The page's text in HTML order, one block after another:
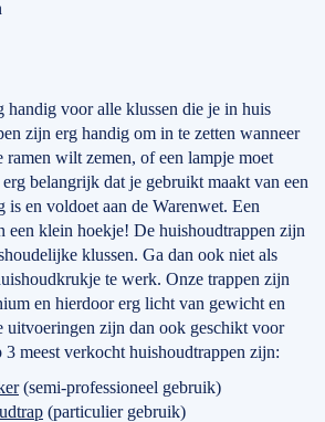
handig voor alle klussen die je in huis
zijn erg handig om in te zetten wanneer
ramen wilt zemen, of een lampje moet
belangrijk dat je gebruikt maakt van een
is en voldoet aan de Warenwet. Een
een klein hoekje! De huishoudtrappen zijn
klussen. Ga dan ook niet als
te werk. Onze trappen zijn
en hierdoor erg licht van gewicht en
uitvoeringen zijn dan ook geschikt voor
meest verkocht huishoudtrappen zijn:
(semi-professioneel gebruik)
(particulier gebruik)